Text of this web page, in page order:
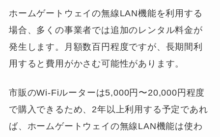
ホームゲートウェイの無線LAN機能を利用する
場合、多くの事業者では追加のレンタル料金が
発生します。月額数百円程度ですが、長期間利
用すると費用がかさむ可能性があります。
市販のWi-Fiルーターは5,000円〜20,000円程度
で購入できるため、2年以上利用する予定であれ
ば、ホームゲートウェイの無線LAN機能は使わ